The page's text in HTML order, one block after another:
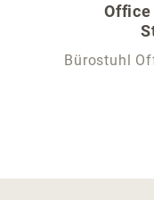
Office
Bürostuhl